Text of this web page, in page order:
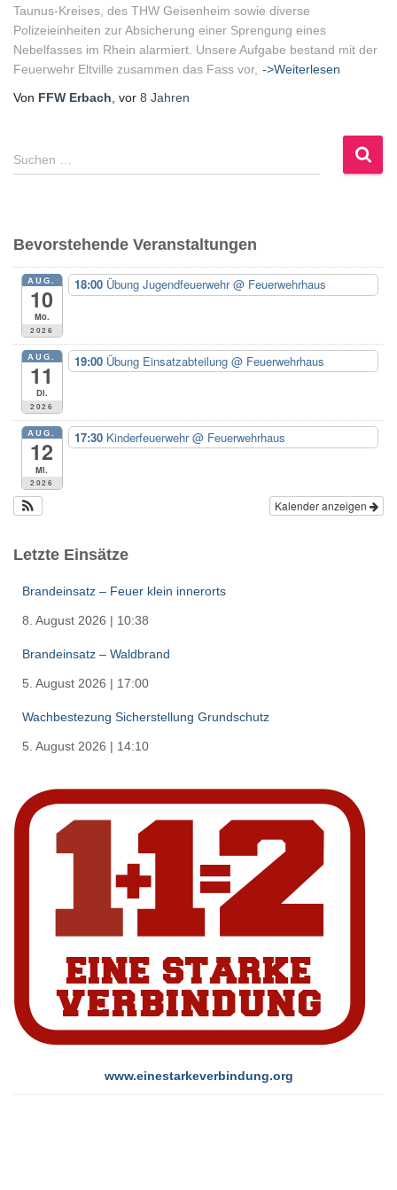
Taunus-Kreises, des THW Geisenheim sowie diverse
Polizeieinheiten zur Absicherung einer Sprengung eines
Nebelfasses im Rhein alarmiert. Unsere Aufgabe bestand mit der
Feuerwehr Eltville zusammen das Fass vor, ->Weiterlesen
Von FFW Erbach, vor 8 Jahren
S
u
n
n
:
Suchen …
Bevorstehende Veranstaltungen
AUG.
10
Mo.
2026
18:00 Übung Jugendfeuerwehr@ Feuerwehrhaus
AUG.
11
Di.
2026
19:00 Übung Einsatzabteilung @ Feuerwehrhaus
AUG.
12
Mi.
2026
17:30 Kinderfeuerwehr@ Feuerwehrhaus
Kalender anzeigen
Letzte Einsätze
Brandeinsatz – Feuer klein innerorts
8. August 2026 | 10:38
Brandeinsatz – Waldbrand
5. August 2026 | 17:00
Wachbestezung Sicherstellung Grundschutz
5. August 2026 | 14:10
www.einestarkeverbindung.org